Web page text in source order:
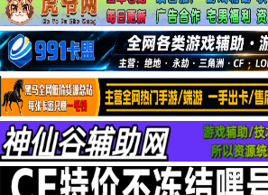
源码收集
值得一看
两性情感